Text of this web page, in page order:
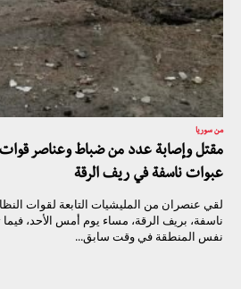
من سوريا
مقتل وإصابة عدد من ضباط وعناصر قوات
عبوات ناسفة في ريف الرقة
لقي عنصران من المليشيات التابعة لقوات
ناسفة، بريف الرقة، مساء يوم أمس الأحد،
نفس المنطقة في وقت سابق...